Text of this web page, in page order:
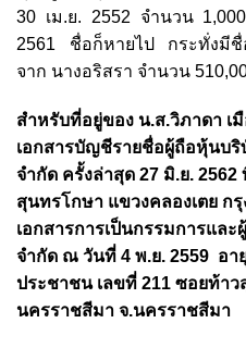
30 เม.ย. 2552 จำนวน
2561 ชื่อก็หายไป กระทั่งมี
จาก นางอริสรา จำนวน
สำหรับที่อยู่ของ น.ส.วิภาดา เ
เอกสารบัญชีรายชื่อผู้ถือหุ้นบริ
จำกัด ครั้งล่าสุด 27 มิ.ย.
สุนทรโกษา แขวงคลองเตย ก
เอกสารการเป็นกรรมการแล
จำกัด ณ วันที่ 4 พ.ย. 2559 อา
ประชาชน เลขที่ 211 ซอยท้าว
นครราชสีมา จ.นครราชสีมา